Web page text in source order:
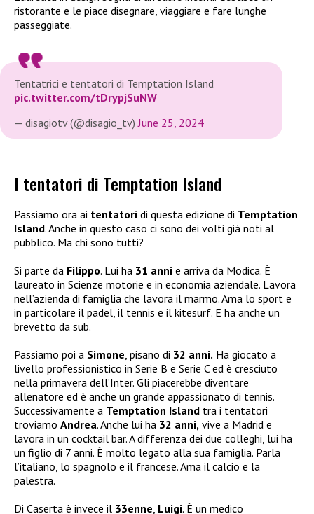
ristorante e le piace disegnare, viaggiare e fare lunghe
passeggiate.
Tentatrici e tentatori di Temptation Island
pic.twitter.com/tDrypjSuNW
— disagiotv (@disagio_tv) June 25, 2024
I tentatori di Temptation Island
Passiamo ora ai tentatori di questa edizione di Temptation
Island. Anche in questo caso ci sono dei volti già noti al
pubblico. Ma chi sono tutti?
Si parte da Filippo. Lui ha 31 anni e arriva da Modica. È
laureato in Scienze motorie e in economia aziendale. Lavora
nell’azienda di famiglia che lavora il marmo. Ama lo sport e
in particolare il padel, il tennis e il kitesurf. E ha anche un
brevetto da sub.
Passiamo poi a Simone, pisano di 32 anni. Ha giocato a
livello professionistico in Serie B e Serie C ed è cresciuto
nella primavera dell’Inter. Gli piacerebbe diventare
allenatore ed è anche un grande appassionato di tennis.
Successivamente a Temptation Island tra i tentatori
troviamo Andrea. Anche lui ha 32 anni, vive a Madrid e
lavora in un cocktail bar. A differenza dei due colleghi, lui ha
un figlio di 7 anni. È molto legato alla sua famiglia. Parla
l’italiano, lo spagnolo e il francese. Ama il calcio e la
palestra.
Di Caserta è invece il 33enne, Luigi. È un medico